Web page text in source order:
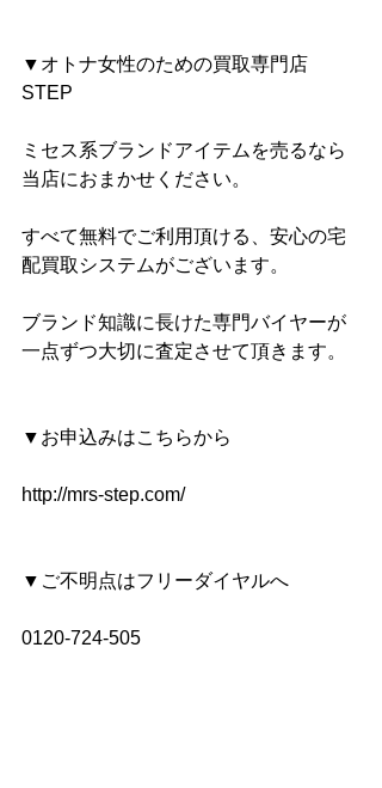
▼オトナ女性のための買取専門店
STEP
ミセス系ブランドアイテムを売るなら
当店におまかせください。
すべて無料でご利用頂ける、安心の宅
配買取システムがございます。
ブランド知識に長けた専門バイヤーが
一点ずつ大切に査定させて頂きます。
▼お申込みはこちらから
http://mrs-step.com/
▼ご不明点はフリーダイヤルへ
0120-724-505